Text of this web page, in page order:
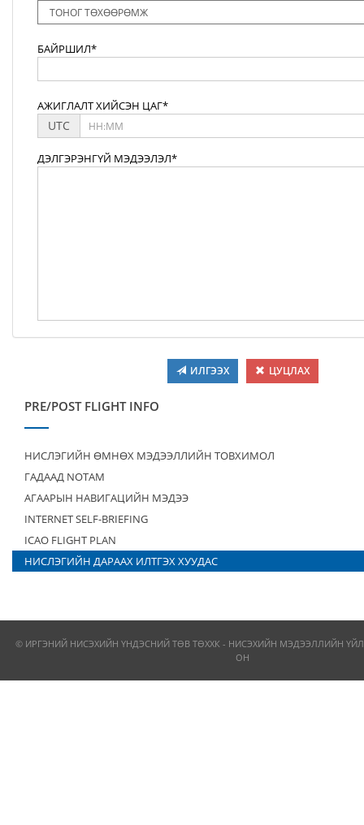
БАЙРШИЛ*
АЖИГЛАЛТ ХИЙСЭН ЦАГ*
UTC
ДЭЛГЭРЭНГҮЙ МЭДЭЭЛЭЛ*
ИЛГЭЭХ ЦУЦЛАХ
PRE/POST FLIGHT INFO
НИСЛЭГИЙН ӨМНӨХ МЭДЭЭЛЛИЙН ТОВХИМОЛ
ГАДААД NOTAM
АГААРЫН НАВИГАЦИЙН МЭДЭЭ
INTERNET SELF-BRIEFING
ICAO FLIGHT PLAN
НИСЛЭГИЙН ДАРААХ ИЛТГЭХ ХУУДАС
© ИРГЭНИЙ НИСЭХИЙН ҮНДЭСНИЙ ТӨВ ТӨХХК - НИСЭХИЙН МЭДЭЭЛЛИЙН
ОН